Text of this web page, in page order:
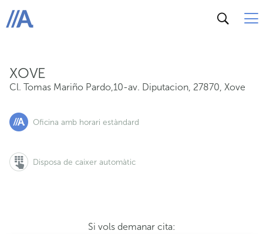
ABANCA
XOVE
Cl. Tomas Mariño Pardo,10-av. Diputacion, 27870, Xove
Oficina amb horari estàndard
Disposa de caixer automàtic
Si vols demanar cita:
Cl. Tomas Mariño Pardo,10-av. Diputacion, 27870,